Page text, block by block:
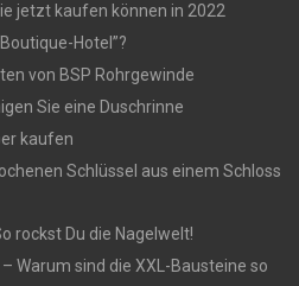
jetzt kaufen können in 2022
Hotel”?
von BSP Rohrgewinde
Sie eine Duschrinne
kaufen
Schlüssel aus einem Schloss
rockst Du die Nagelwelt!
Warum sind die XXL-Bausteine so